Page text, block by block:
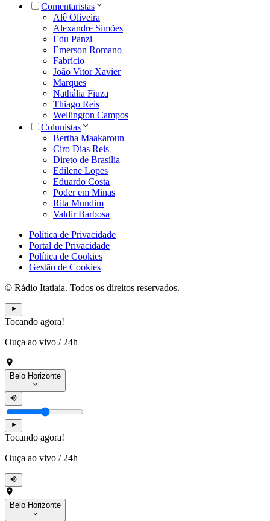
Comentaristas
Alê Oliveira
Alexandre Simões
Edu Panzi
Emerson Romano
Fabrício
João Vitor Xavier
Marques
Nathália Fiuza
Thiago Reis
Wellington Campos
Colunistas
Bertha Maakaroun
Ciro Dias Reis
Direto de Brasília
Edilene Lopes
Eduardo Costa
Poder em Minas
Rita Mundim
Valdir Barbosa
Política de Privacidade
Portal de Privacidade
Política de Cookies
Gestão de Cookies
© Rádio Itatiaia. Todos os direitos reservados.
Tocando agora!
Ouça ao vivo / 24h
Belo Horizonte
Tocando agora!
Ouça ao vivo / 24h
Belo Horizonte